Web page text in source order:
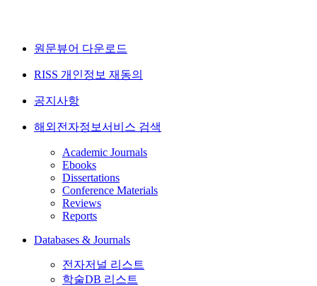
원문뷰어 다운로드
RISS 개인정보 재동의
공지사항
해외전자정보서비스 검색
Academic Journals
Ebooks
Dissertations
Conference Materials
Reviews
Reports
Databases & Journals
전자저널 리스트
학술DB 리스트